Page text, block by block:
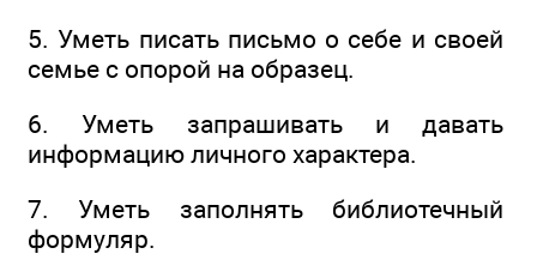
5. Уметь писать письмо о себе и своей
семье с опорой на образец.
6. Уметь запрашивать и давать
информацию личного характера.
7. Уметь заполнять библиотечный
формуляр.